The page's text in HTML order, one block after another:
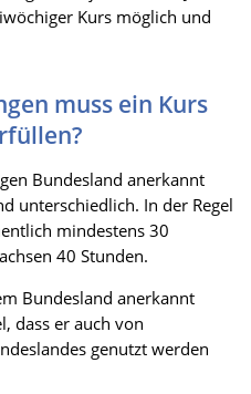
Kurs möglich und
muss ein Kurs
Bundesland anerkannt
unterschiedlich. In der Regel
mindestens 30
40 Stunden.
Bundesland anerkannt
dass er auch von
genutzt werden